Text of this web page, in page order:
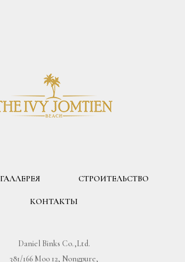
ГАЛЛЕРЕЯ СТРОИТЕЛЬСТВО
КОНТАКТЫ
Daniel Binks Co.,Ltd.
381/166 Moo 12, Nongpure,